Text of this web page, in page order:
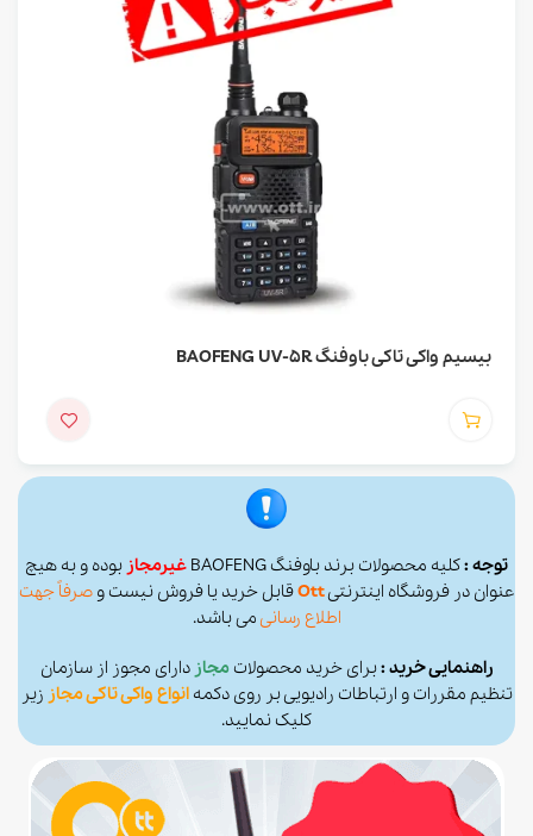
بیسیم واکی تاکی باوفنگ BAOFENG UV-5R
توجه :کلیه محصولات برند باوفنگ BAOFENG غیرمجاز بوده و به هیچ
عنوان در فروشگاه اینترنتیOttقابل خرید یا فروش نیست وصرفاً جهت
اطلاع رسانیمی باشد.
راهنمایی خرید :برای خرید محصولات مجاز دارای مجوز از سازمان
تنظیم مقررات و ارتباطات رادیویی بر روی دکمهانواع واکی تاکی مجاز زیر
کلیک نمایید.